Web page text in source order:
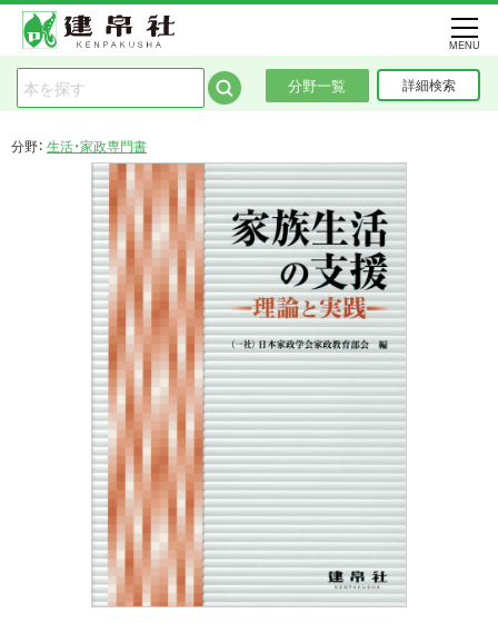
分野一覧 詳細検索
MENU
分野： 生活・家政専門書